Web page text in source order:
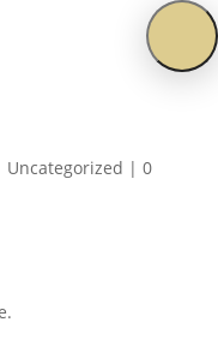
Uncategorized | 0